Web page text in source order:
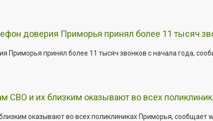
доверия Приморья принял более 11 тысяч
принял более 11 тысяч звонков с начала года,
СВО и их близким оказывают во всех
оказывают во всех поликлиниках Приморья, сообщает